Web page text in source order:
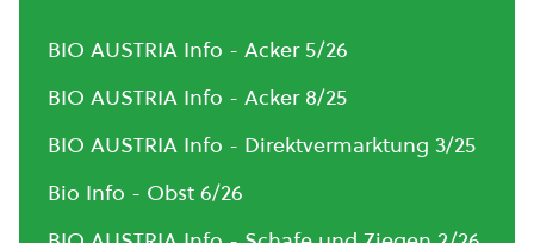
BIO AUSTRIA Info - Acker 5/26
BIO AUSTRIA Info - Acker 8/25
BIO AUSTRIA Info - Direktvermarktung 3/25
Bio Info - Obst 6/26